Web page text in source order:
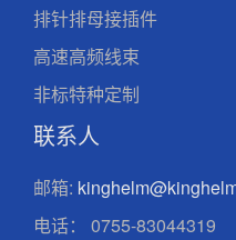
排针排母接插件
高速高频线束
非标特种定制
联系人
邮箱:
电话：
0755-83044319